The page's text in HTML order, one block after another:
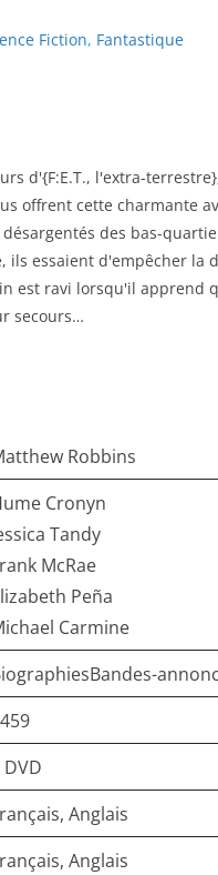
Fiction, Fantastique
d'{F:E.T., l'extra-
offrent cette charmante
des bas-
ils essaient d'empêcher la
est ravi lorsqu'il apprend
secours…
Robbins
Cronyn
Tandy
McRae
Peña
Carmine
DVD
Anglais
Anglais